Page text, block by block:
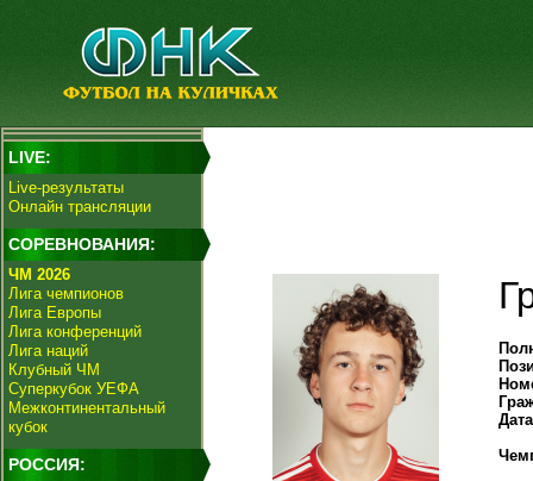
LIVE:
Live-результаты
Онлайн трансляции
СОРЕВНОВАНИЯ:
ЧМ 2026
Лига чемпионов
Лига Европы
Лига конференций
Лига наций
Клубный ЧМ
Суперкубок УЕФА
Межконтинентальный
кубок
РОССИЯ: